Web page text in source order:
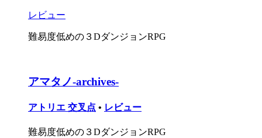
レビュー
難易度低めの３DダンジョンRPG
アマタノ-archives-
アトリエ 交叉点 • レビュー
難易度低めの３DダンジョンRPG